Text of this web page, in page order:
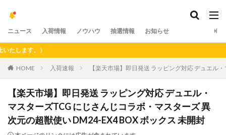
ニュース 入荷情報 ノウハウ 抽選情報 お知らせ
す。）
HOME 入荷速報 【楽天市場】即日発送 ラッピング対応 デュエル
【楽天市場】即日発送 ラッピング対応 デュエル・
マスターズTCG にじさんじコラボ・マスターズ 異
次元の超獣使い DM24-EX4 BOX ボックス 未開封